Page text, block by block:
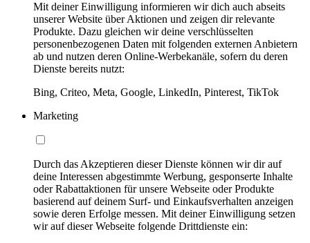
Mit deiner Einwilligung informieren wir dich auch abseits
unserer Website über Aktionen und zeigen dir relevante
Produkte. Dazu gleichen wir deine verschlüsselten
personenbezogenen Daten mit folgenden externen Anbietern
ab und nutzen deren Online-Werbekanäle, sofern du deren
Dienste bereits nutzt:
Bing, Criteo, Meta, Google, LinkedIn, Pinterest, TikTok
Marketing
Durch das Akzeptieren dieser Dienste können wir dir auf
deine Interessen abgestimmte Werbung, gesponserte Inhalte
oder Rabattaktionen für unsere Webseite oder Produkte
basierend auf deinem Surf- und Einkaufsverhalten anzeigen
sowie deren Erfolge messen. Mit deiner Einwilligung setzen
wir auf dieser Webseite folgende Drittdienste ein: